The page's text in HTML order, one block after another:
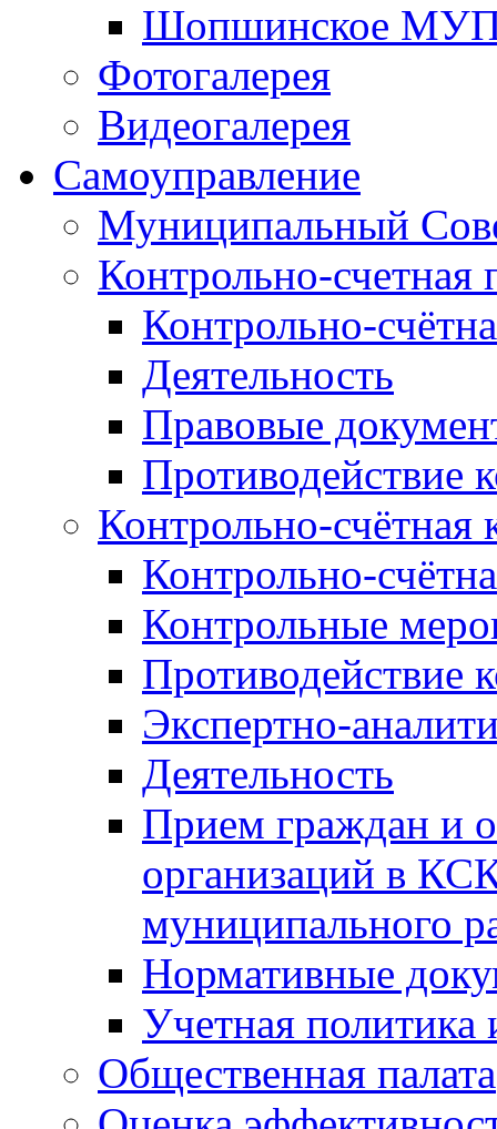
Шопшинское
Фотогалерея
Видеогалерея
Самоуправление
Муниципальный
Контрольно-счетная
Контрольно-
Деятельность
Правовые
Противодействие
Контрольно-счётная
Контрольно-
Контрольные
Противодействие
Экспертно-
Деятельность
Прием граждан и
организаций в
муниципального
Нормативные
Учетная политика
Общественная палата